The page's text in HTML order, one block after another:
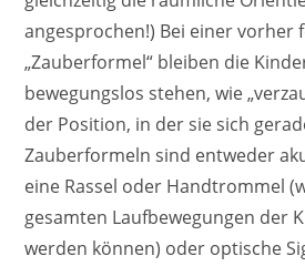
angesprochen!) Bei einer vorher
„Zauberformel“ bleiben die
bewegungslos stehen, wie
der Position, in der sie sich
Zauberformeln sind entweder
eine Rassel oder Handtrommel
gesamten Laufbewegungen der
werden können) oder optische